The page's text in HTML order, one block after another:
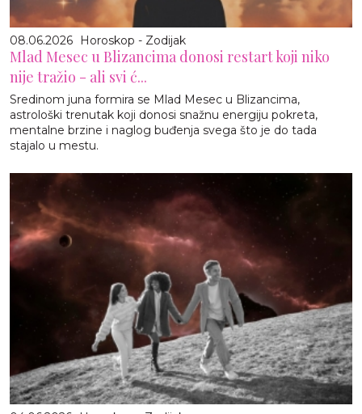
08.06.2026 Horoskop - Zodijak
Mlad Mesec u Blizancima donosi restart koji niko
nije tražio - ali svi ć...
Sredinom juna formira se Mlad Mesec u Blizancima,
astrološki trenutak koji donosi snažnu energiju pokreta,
mentalne brzine i naglog buđenja svega što je do tada
stajalo u mestu.